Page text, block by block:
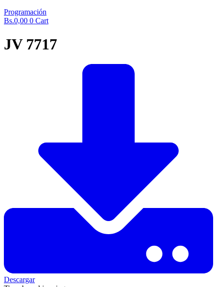
Programación
Bs.0,00 0 Cart
JV 7717
Descargar